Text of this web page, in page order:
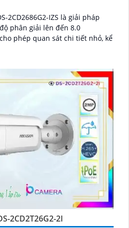
2CD2686G2-IZS là giải pháp
phân giải lên đến 8.0
2CD2T26G2-2I